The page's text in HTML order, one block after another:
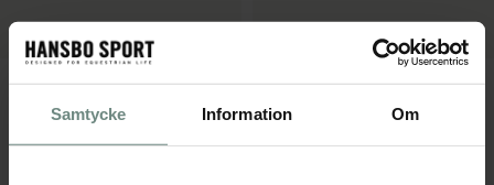
Samtycke Information Om
Vinterbrodd 3/8" 10 x 8 mm
14 kr
EN STORLEK
Silver Broddnyckel
199 kr
EN STORLEK